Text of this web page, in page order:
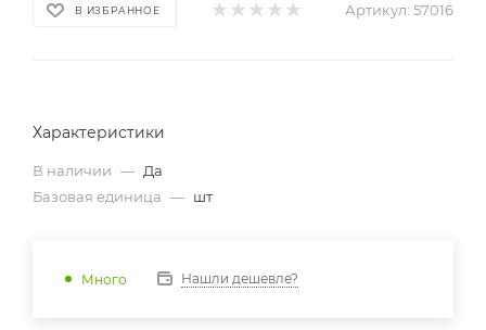
В ИЗБРАННОЕ Артикул: 57016
Характеристики
В наличии — Да
Базовая единица — шт
Много Нашли дешевле?